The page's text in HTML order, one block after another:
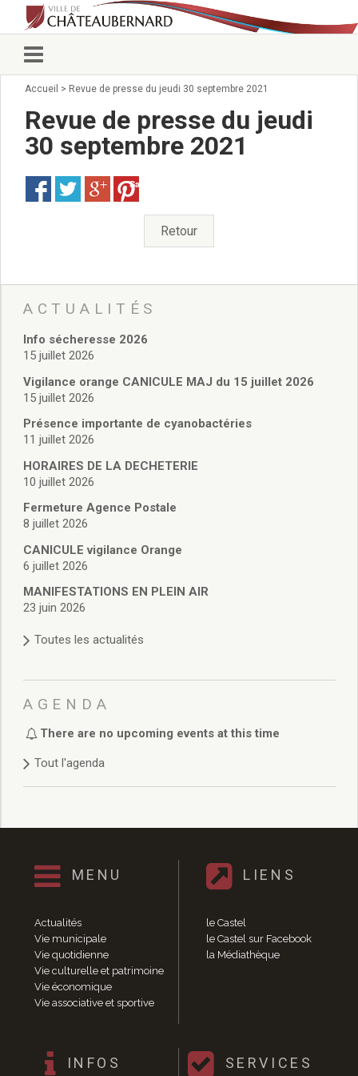
Vie municipale
Conseillers municipaux
Commissions 2026
Arrêtés du Maire
Services municipaux
Pour venir nous voir
administratives
Services Techniques
Affaires Scolaires
Vie associative
Police Municipale/règlementation
Cimetière/réglementation funéraire
Services en ligne
Licences boissons
Cadastre
Actes d’état civil
Budget de Fonctionnement
Budget d’Investissement
Conseils municipaux
Règlement du conseil municipal
Délibérations 2025
Délibérations 2022
Délibérations 2021
Délibérations 2020
Délibérations 2019
Délibérations 2018
Délibérations 2014
Délibérations 2013
Délibérations 2011
Délibérations 2010
Délibérations 2009
Délibérations 2008
Agenda réunions publiques
Marchés publics
Vie quotidienne
Accueil > Revue de presse du jeudi 30 septembre 2021
Revue de presse du jeudi
30 septembre 2021
Save
Retour
ACTUALITÉS
Info sécheresse 2026
15 juillet 2026
Vigilance orange CANICULE MAJ du 15 juillet 2026
15 juillet 2026
Présence importante de cyanobactéries
11 juillet 2026
HORAIRES DE LA DECHETERIE
10 juillet 2026
Fermeture Agence Postale
8 juillet 2026
CANICULE vigilance Orange
6 juillet 2026
MANIFESTATIONS EN PLEIN AIR
23 juin 2026
Toutes les actualités
AGENDA
There are no upcoming events at this time
Tout l'agenda
MENU
Actualités
Vie municipale
Vie quotidienne
Vie culturelle et patrimoine
Vie économique
Vie associative et sportive
LIENS
le Castel
le Castel sur Facebook
la Médiathèque
INFOS SERVICES